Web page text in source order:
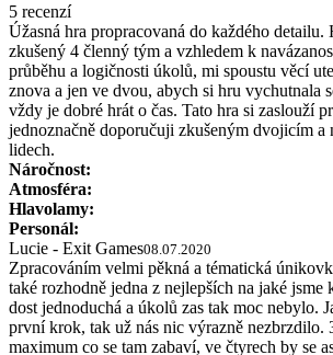
5 recenzí
Úžasná hra propracovaná do každého detailu.
zkušený 4 členný tým a vzhledem k
průběhu a logičnosti úkolů, mi spoustu věcí
znova a jen ve dvou, abych si hru vychutnala
vždy je dobré hrát o čas. Tato hra si zaslouží
jednoznačně doporučuji zkušeným dvojicím a
lidech.
Náročnost:
Atmosféra:
Hlavolamy:
Personál:
Lucie - Exit Games08.07.2020
Zpracováním velmi pěkná a tématická
také rozhodně jedna z nejlepších na jaké
dost jednoduchá a úkolů zas tak moc nebylo.
první krok, tak už nás nic výrazně nezbrzdilo.
maximum co se tam zabaví, ve čtyrech by se